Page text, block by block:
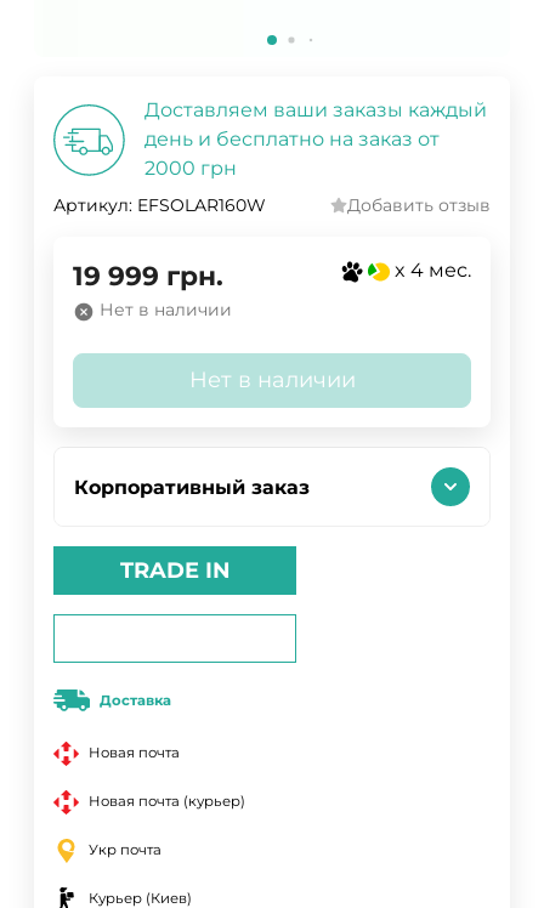
Доставляем ваши заказы каждый
день и бесплатно на заказ от
2000 грн
Артикул: EFSOLAR160W Добавить отзыв
19 999 грн. x 4 мес.
Нет в наличии
Нет в наличии
Корпоративный заказ
TRADE IN
Доставка
Новая почта
Новая почта (курьер)
Укр почта
Курьер (Киев)